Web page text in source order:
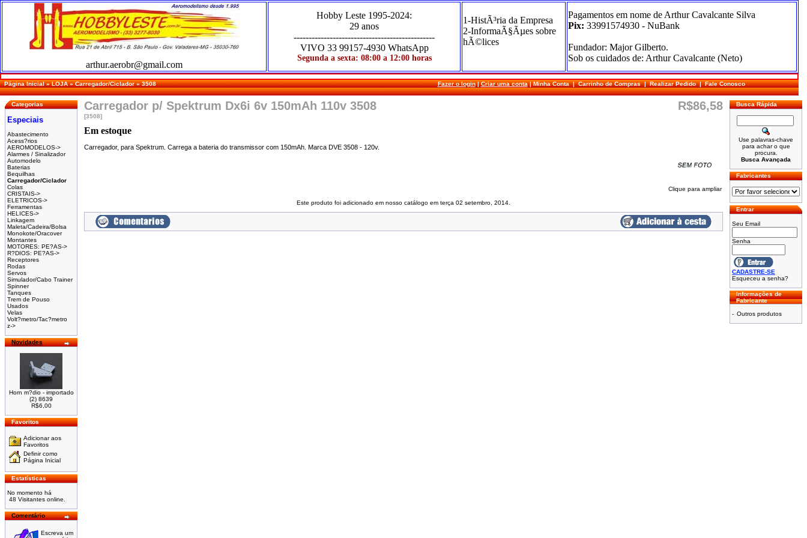
arthur.aerobr@gmail.com
Hobby Leste 1995-2024:
29 anos
-----------------------------------------------
VIVO 33 99157-4930 WhatsApp
Segunda a sexta: 08:00 a 12:00 horas
1-HistÃ³ria da Empresa
2-InformaÃ§Ãµes sobre
hÃ©lices
Pagamentos em nome de Arthur Cavalcante Silva
Pix: 33991574930 - NuBank
Fundador: Major Gilberto.
Sob os cuidados de: Arthur Cavalcante (Neto)
Página Inicial»LOJA»Carregador/Ciclador»3508 Fazer o login|Criar uma conta|Minha Conta|Carrinho de Compras|Realizar Pedido|Fale Conosco
Categorias
Especiais
Abastecimento
Acess?rios
AEROMODELOS->
Alarmes / Sinalizador
Automodelo
Baterias
Bequilhas
Carregador/Ciclador
Colas
CRISTAIS->
ELETRICOS->
Ferramentas
HELICES->
Linkagem
Maleta/Cadeira/Bolsa
Monokote/Oracover
Montantes
MOTORES: PE?AS->
R?DIOS: PE?AS->
Receptores
Rodas
Servos
Simulador/Cabo Trainer
Spinner
Tanques
Trem de Pouso
Usados
Velas
Volt?metro/Tac?metro
z->
Novidades
Horn m?dio - importado
(2) 8639
R$6,00
Favoritos
Adicionar aos
Favoritos
Definir como
Página Inicial
Estatísticas
No momento há
48 Visitantes online.
Comentário
Escreva um
Carregador p/ Spektrum Dx6i 6v 150mAh 110v 3508
[3508]
R$86,58
Em estoque
Clique para ampliar
Carregador, para Spektrum. Carrega a bateria do transmissor com 150mAh. Marca DVE 3508 - 120v.
Este produto foi adicionado em nosso catálogo em terça 02 setembro, 2014.
Busca Rápida
Use palavras-chave
para achar o que
procura.
Busca Avançada
Fabricantes
Entrar
Seu Email
Senha
CADASTRE-SE
Esqueceu a senha?
Informações de
Fabricante
- Outros produtos